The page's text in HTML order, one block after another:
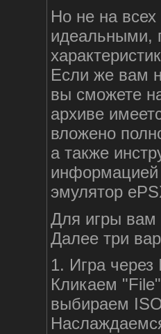
Но не на всех
идеальными,
Если же вам
вы сможете
архиве
вложено
а также
информацией
эмулятор
Для игры вам
Далее три
1. Игра через
Кликаем
выбираем